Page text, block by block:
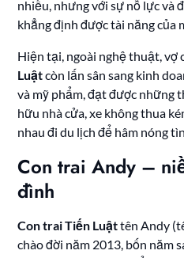
nhiều, nhưng với sự nỗ lực và
khẳng định được tài năng của
Hiện tại, ngoài nghệ thuật, vợ
Luậtcòn lấn sân sang kinh
và mỹ phẩm, đạt được những
hữu nhà cửa, xe không thua
nhau đi du lịch để hâm nóng
Con trai Andy –
đình
Con trai Tiến Luậttên Andy
chào đời năm 2013, bốn năm